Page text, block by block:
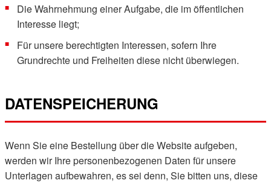
Die Wahrnehmung einer Aufgabe, die im öffentlichen
Interesse liegt;
Für unsere berechtigten Interessen, sofern Ihre
Grundrechte und Freiheiten diese nicht überwiegen.
DATENSPEICHERUNG
Wenn Sie eine Bestellung über die Website aufgeben,
werden wir Ihre personenbezogenen Daten für unsere
Unterlagen aufbewahren, es sei denn, Sie bitten uns, diese